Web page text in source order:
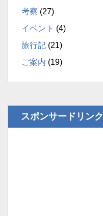
考察 (27)
イベント (4)
旅行記 (21)
ご案内 (19)
スポンサードリンク